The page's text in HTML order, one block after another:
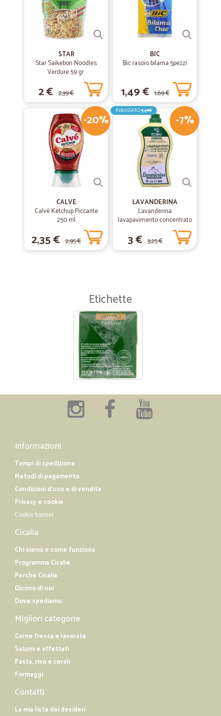
STAR
Star Saikebon Noodles
Verdure 59 gr.
2 € 2,39 €
BIC
Bic rasoio bilama 5pezzi
1,49 € 1,69 €
-20%
CALVE
Calvè Ketchup Piccante
250 ml
2,35 € 2,95 €
-7%
RIBASSATO3,49€
LAVANDERINA
Lavanderina
lavapavimento concentrato
3 € 3,25 €
Etichette
Informazioni
Tempi di spedizione
Metodi di pagamento
Condizioni d'uso e di vendita
Privacy e cookie
Cookie banner
Cicalia
Chi siamo e come funziona
Programma Cicalia
Perché Cicalia
Dicono di noi
Dove spediamo
Migliori categorie
Carne fresca e lavorata
Salumi e affettati
Pasta, riso e cerali
Formaggi
Contatti
La mia lista dei desideri